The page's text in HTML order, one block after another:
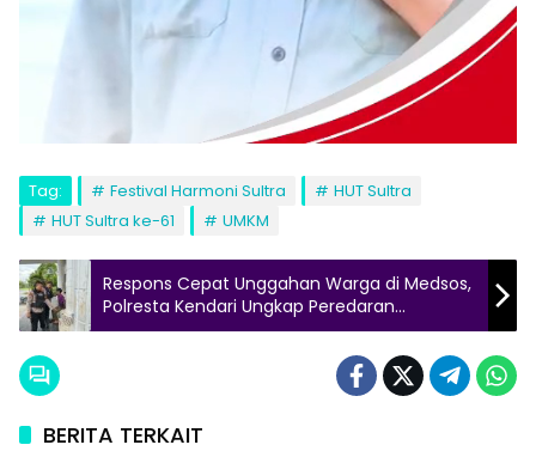
Tag: Festival Harmoni Sultra
HUT Sultra
HUT Sultra ke-61
UMKM
Respons Cepat Unggahan Warga di Medsos,
Polresta Kendari Ungkap Peredaran
Tembakau Sintetis
BERITA TERKAIT